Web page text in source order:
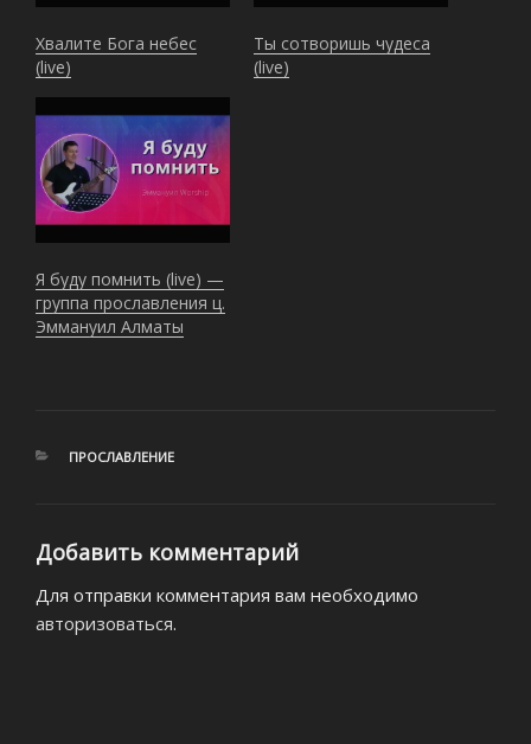
Хвалите Бога небес
(live)
Ты сотворишь чудеса
(live)
Я буду помнить (live) —
группа прославления ц.
Эммануил Алматы
РУБРИКИ
ПРОСЛАВЛЕНИЕ
Добавить комментарий
Для отправки комментария вам необходимо
авторизоваться.